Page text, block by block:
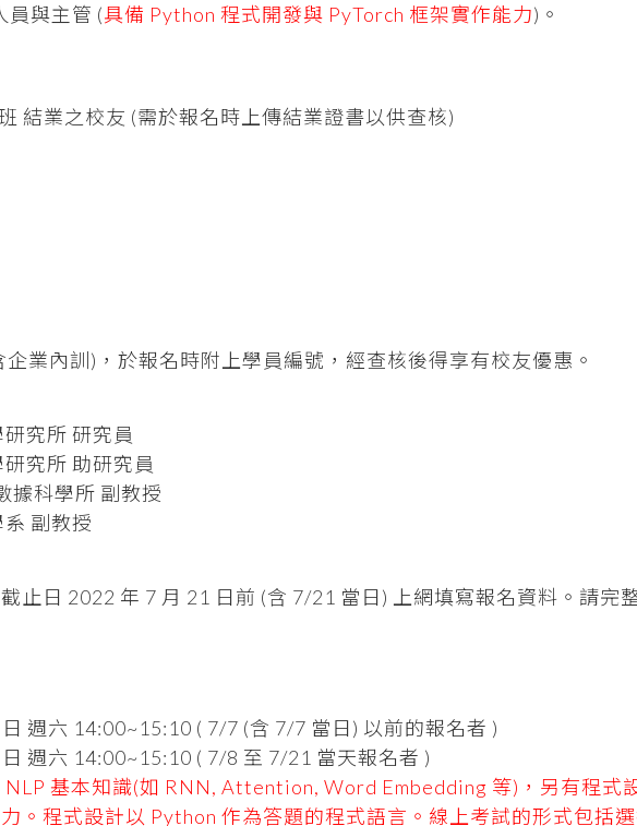
員與主管 (具備 Python 程式開發與 PyTorch 框架實作能力)。
結業之校友 (需於報名時上傳結業證書以供查核)
業內訓)，於報名時附上學員編號，經查核後得享有校友優惠。
究所 研究員
究所 助研究員
據科學所 副教授
副教授
止日 2022 年 7 月 21 日前 (含 7/21 當日) 上網填寫報名資料。請完
週六 14:00~15:10 ( 7/7 (含 7/7 當日) 以前的報名者 )
週六 14:00~15:10 ( 7/8 至 7/21 當天報名者 )
基本知識(如 RNN, Attention, Word Embedding 等)，另有程式
。程式設計以 Python 作為答題的程式語言。線上考試的形式包括